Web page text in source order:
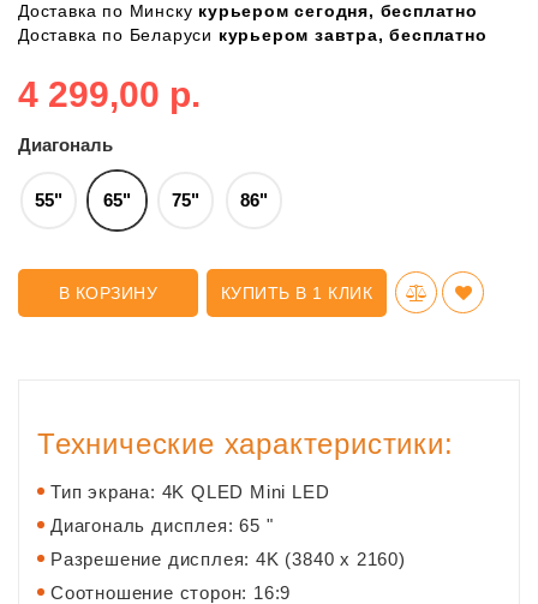
Доставка по Минску курьером сегодня, бесплатно
Доставка по Беларуси курьером завтра, бесплатно
4 299,00 р.
Диагональ
55" 65" 75" 86"
В КОРЗИНУ КУПИТЬ В 1 КЛИК
Технические характеристики:
Тип экрана: 4K QLED Mini LED
Диагональ дисплея: 65 "
Разрешение дисплея: 4K (3840 x 2160)
Соотношение сторон: 16:9